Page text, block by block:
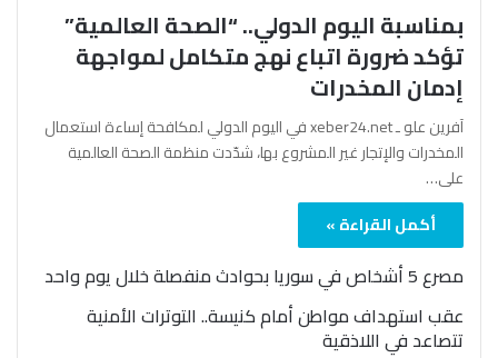
بمناسبة اليوم الدولي.. “الصحة العالمية”
تؤكد ضرورة اتباع نهج متكامل لمواجهة
إدمان المخدرات
آفرين علو ـ xeber24.net في اليوم الدولي لمكافحة إساءة استعمال
المخدرات والإتجار غير المشروع بها، شدّدت منظمة الصحة العالمية
على…
أكمل القراءة »
مصرع 5 أشخاص في سوريا بحوادث منفصلة خلال يوم واحد
عقب استهداف مواطن أمام كنيسة.. التوترات الأمنية
تتصاعد في اللاذقية